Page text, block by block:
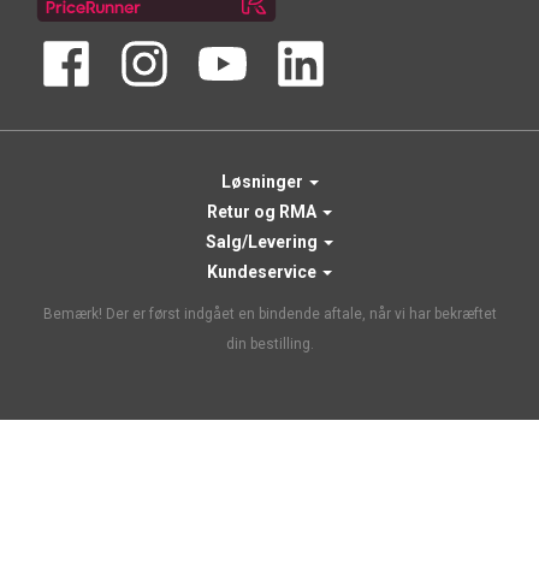
Løsninger
Retur og RMA
Salg/Levering
Kundeservice
Bemærk! Der er først indgået en bindende aftale, når vi har bekræftet
din bestilling.